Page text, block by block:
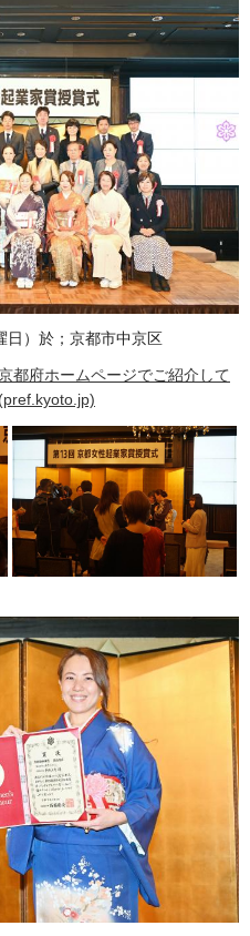
日）於；京都市中京区
都府ホームページでご紹介して